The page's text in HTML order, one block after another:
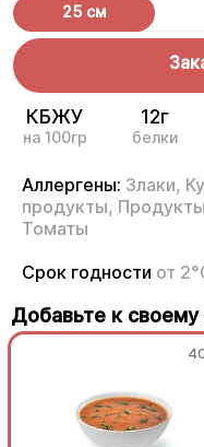
25 см
КБЖУ
на 100гр
12г
белки
Аллергены: Злаки,
продукты,
Томаты
Срок годности от
Добавьте к своему